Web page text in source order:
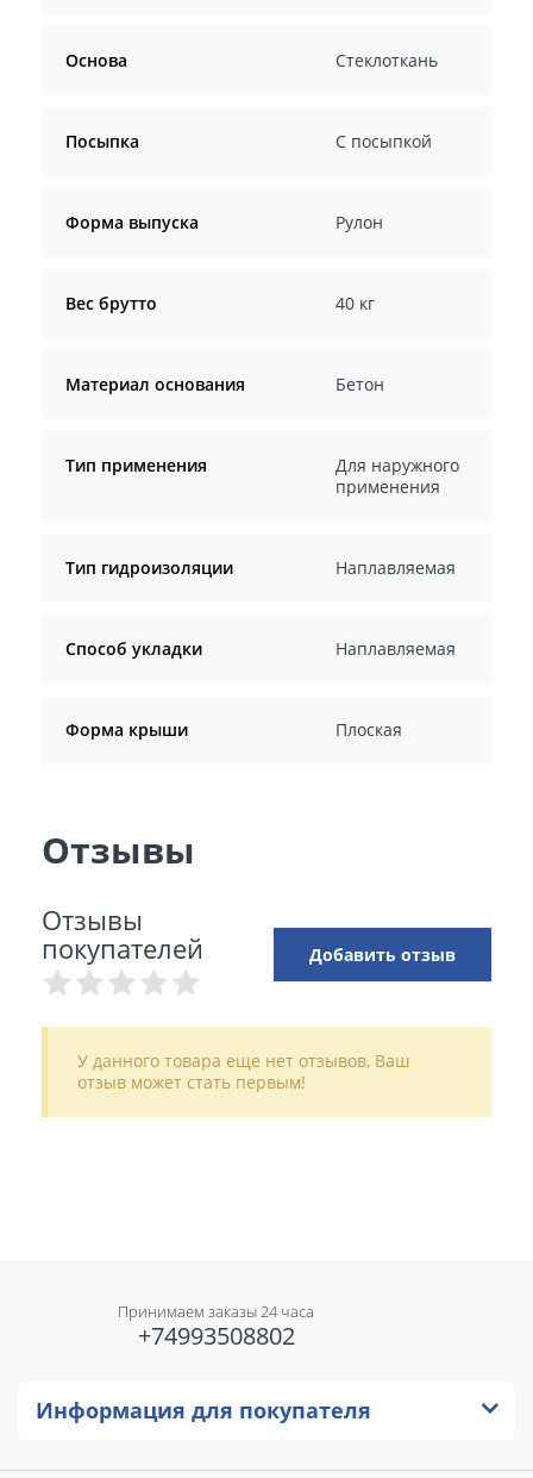
Основа Стеклоткань
Посыпка С посыпкой
Форма выпуска Рулон
Вес брутто 40 кг
Материал основания Бетон
Тип применения
Для наружного
применения
Тип гидроизоляции Наплавляемая
Способ укладки Наплавляемая
Форма крыши Плоская
Отзывы
Отзывы
покупателей
Добавить отзыв
У данного товара еще нет отзывов, Ваш
отзыв может стать первым!
Принимаем заказы 24 часа
+74993508802
Информация для покупателя